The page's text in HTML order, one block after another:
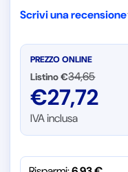
Scrivi una recensione
PREZZO ONLINE
Listino €34,65
€27,72
IVA inclusa